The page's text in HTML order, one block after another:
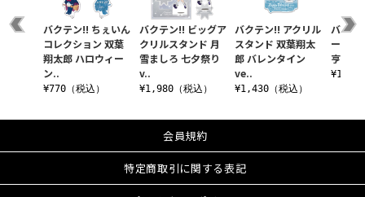
バクテン!! ビッグア
クリルスタンド 月
雪ましろ 七夕祭り
v..
¥1,980（税込）
バクテン!! アクリル
スタンド 双葉翔太
郎 バレンタイン
ve..
¥1,430（税込）
バクテ
ーパス
亨
¥1,430
!!
バクテン!! ちぇいん
コレクション 双葉
翔太郎 ハロウィー
ン..
¥770（税込）
会員規約
特定商取引に関する表記